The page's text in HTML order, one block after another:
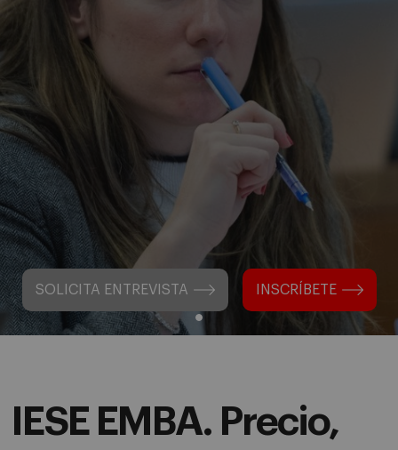
SOLICITA ENTREVISTA INSCRÍBETE
IESE EMBA. Precio,